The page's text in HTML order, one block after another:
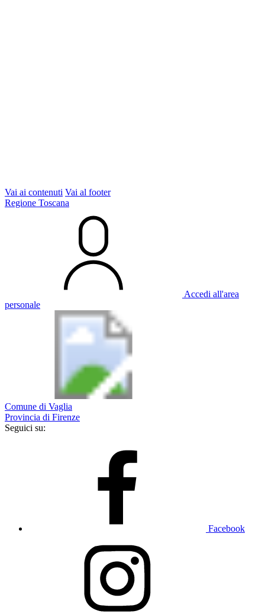
Vai ai contenuti Vai al footer
Regione Toscana
Accedi all'area
personale
Comune di Vaglia
Provincia di Firenze
Seguici su:
Facebook